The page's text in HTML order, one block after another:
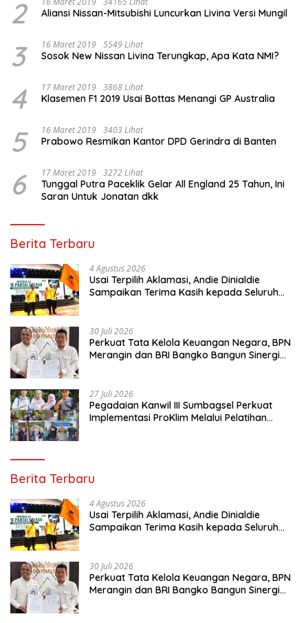
2 Aliansi Nissan-Mitsubishi Luncurkan Livina Versi Mungil
3 16 Maret 2019 5549 Lihat
Sosok New Nissan Livina Terungkap, Apa Kata NMI?
4 17 Maret 2019 3868 Lihat
Klasemen F1 2019 Usai Bottas Menangi GP Australia
5 16 Maret 2019 3403 Lihat
Prabowo Resmikan Kantor DPD Gerindra di Banten
6 17 Maret 2019 3272 Lihat
Tunggal Putra Paceklik Gelar All England 25 Tahun, Ini
Saran Untuk Jonatan dkk
Berita Terbaru
4 Agustus 2026
Usai Terpilih Aklamasi, Andie Dinialdie
Sampaikan Terima Kasih kepada Seluruh
30 Juli 2026
Perkuat Tata Kelola Keuangan Negara, BPN
Merangin dan BRI Bangko Bangun Sinergi
27 Juli 2026
Pegadaian Kanwil III Sumbagsel Perkuat
Implementasi ProKlim Melalui Pelatihan
Berita Terbaru
4 Agustus 2026
Usai Terpilih Aklamasi, Andie Dinialdie
Sampaikan Terima Kasih kepada Seluruh
30 Juli 2026
Perkuat Tata Kelola Keuangan Negara, BPN
Merangin dan BRI Bangko Bangun Sinergi